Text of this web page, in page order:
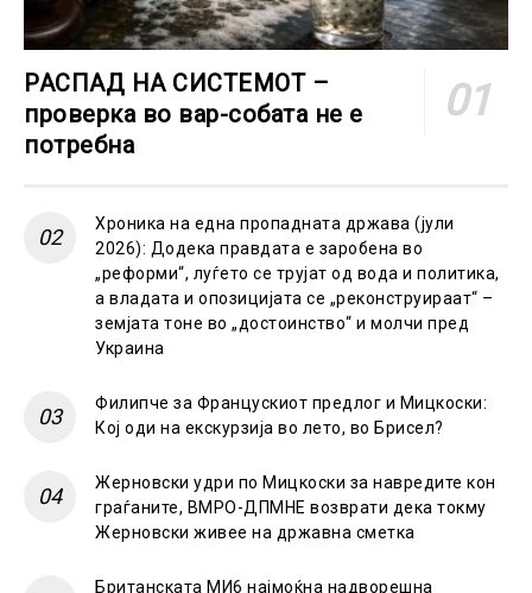
РАСПАД НА СИСТЕМОТ –
проверка во вар-собата не е
потребна
Хроника на една пропадната држава (јули
2026): Додека правдата е заробена во
„реформи“, луѓето се трујат од вода и политика,
а владата и опозицијата се „реконструираат“ –
земјата тоне во „достоинство“ и молчи пред
Украина
Филипче за Францускиот предлог и Мицкоски:
Кој оди на екскурзија во лето, во Брисел?
Жерновски удри по Мицкоски за навредите кон
граѓаните, ВМРО-ДПМНЕ возврати дека токму
Жерновски живее на државна сметка
Британската МИ6 најмоќна надворешна